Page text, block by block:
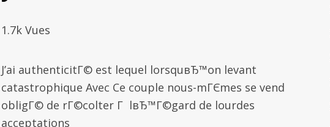
1.7k Vues
J’ai authenticitГ© est lequel lorsquвЂ™on levant
catastrophique Avec Ce couple nous-mГЄmes se vend
obligГ© de rГ©colter Г lвЂ™Г©gard de lourdes
acceptations